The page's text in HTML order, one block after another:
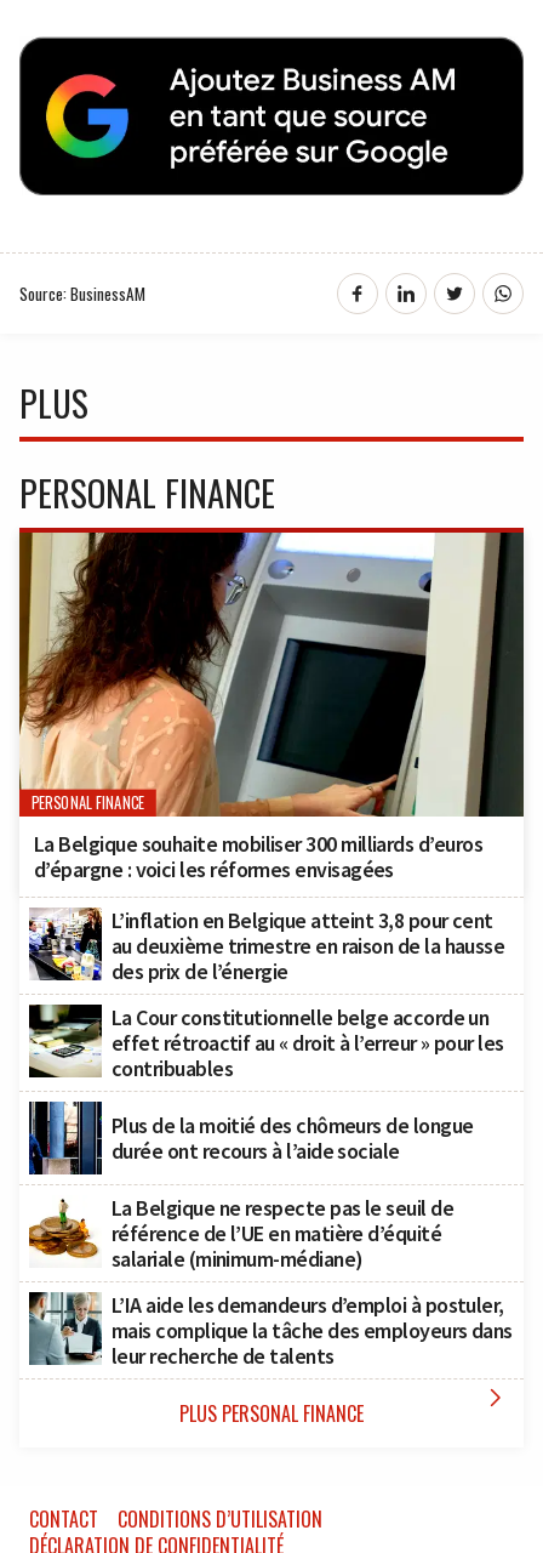
Source: BusinessAM
PLUS
PERSONAL FINANCE
PERSONAL FINANCE
La Belgique souhaite mobiliser 300 milliards d’euros
d’épargne : voici les réformes envisagées
L’inflation en Belgique atteint 3,8 pour cent
au deuxième trimestre en raison de la hausse
des prix de l’énergie
La Cour constitutionnelle belge accorde un
effet rétroactif au « droit à l’erreur » pour les
contribuables
Plus de la moitié des chômeurs de longue
durée ont recours à l’aide sociale
La Belgique ne respecte pas le seuil de
référence de l’UE en matière d’équité
salariale (minimum-médiane)
L’IA aide les demandeurs d’emploi à postuler,
mais complique la tâche des employeurs dans
leur recherche de talents
PLUS PERSONAL FINANCE 
CONTACT
CONDITIONS D’UTILISATION
DÉCLARATION DE CONFIDENTIALITÉ